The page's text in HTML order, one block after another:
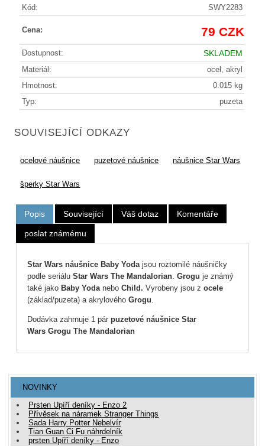
Kód: SWY2283
Cena: 79 CZK
Dostupnost: SKLADEM
Materiál:
ocel, akryl
Hmotnost:
0.015 kg
Typ:
puzeta
SOUVISEJÍCÍ ODKAZY
ocelové náušnice puzetové náušnice náušnice Star Wars
šperky Star Wars
Popis Související Váš dotaz Komentáře
poslat známému
Star Warsnáušnice Baby Yodajsou roztomilé náušničky
podle seriáluStar Wars The Mandalorian .Grogu je známý
také jakoBaby Yoda neboChild.Vyrobeny jsou zocele
(základ/puzeta) a akrylovéhoGrogu
Dodávka zahrnuje 1 párpuzetové náušnice Star
Wars Grogu The Mandalorian
NOVINKY
Prsten Upíří deníky - Enzo 2
Přívěsek na náramek Stranger Things
Sada Harry Potter Nebelvír
Tian Guan Ci Fu náhrdelník
prsten Upíří deníky - Enzo